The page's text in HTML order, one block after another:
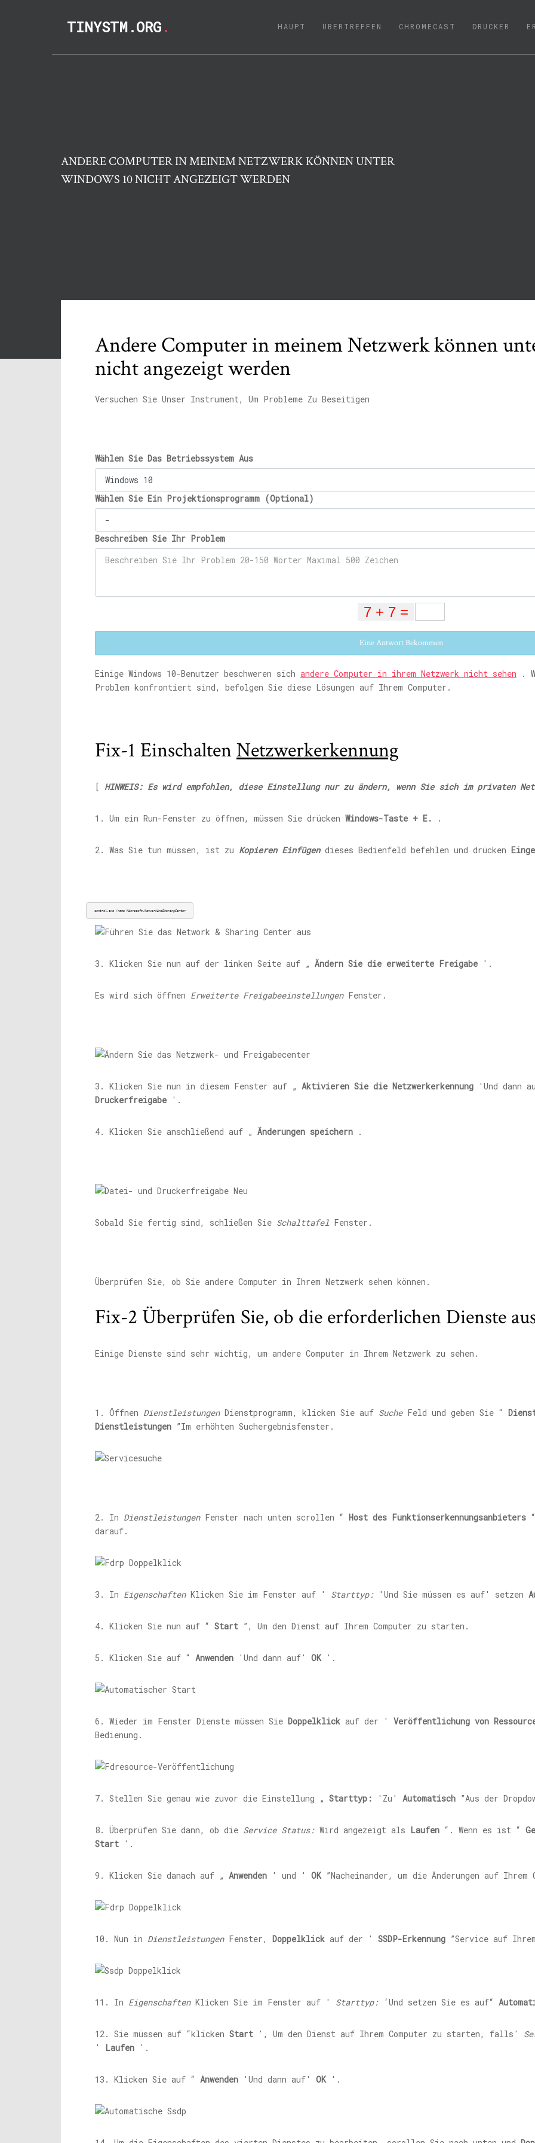
TINYSTM.ORG. HAUPT (CURRENT)
ÜBERTREFFEN CHROMECAST DRUCKER
ANDERE COMPUTER IN MEINEM NETZWERK KÖNNEN UNTER
WINDOWS 10 NICHT ANGEZEIGT WERDEN
Andere Computer in meinem Netzwerk können
nicht angezeigt werden
Versuchen Sie Unser Instrument, Um Probleme Zu Beseitigen
Wählen Sie Das Betriebssystem Aus
Wählen Sie Ein Projektionsprogramm (Optional)
Beschreiben Sie Ihr Problem
Eine Antwort Bekommen
Einige Windows 10-Benutzer beschweren sich andere Computer in ihrem Netzwerk nicht sehen .
Problem konfrontiert sind, befolgen Sie diese Lösungen auf Ihrem Computer.
Fix-1 EinschaltenNetzwerkerkennung
[ HINWEIS: Es wird empfohlen, diese Einstellung nur zu ändern, wenn Sie sich im privaten
1. Um ein Run-Fenster zu öffnen, müssen Sie drücken Windows-Taste + E. .
2. Was Sie tun müssen, ist zu Kopieren Einfügen dieses Bedienfeld befehlen und drücken
control.exe /name Microsoft.NetworkAndSharingCenter
3. Klicken Sie nun auf der linken Seite auf „ Ändern Sie die erweiterte Freigabe '.
Es wird sich öffnen Erweiterte FreigabeeinstellungenFenster.
3. Klicken Sie nun in diesem Fenster auf „ Aktivieren Sie die Netzwerkerkennung 'Und dann
Druckerfreigabe '.
4. Klicken Sie anschließend auf „ Änderungen speichern .
Sobald Sie fertig sind, schließen Sie Schalttafel Fenster.
Überprüfen Sie, ob Sie andere Computer in Ihrem Netzwerk sehen können.
Fix-2 Überprüfen Sie, ob die erforderlichen Dienste
Einige Dienste sind sehr wichtig, um andere Computer in Ihrem Netzwerk zu sehen.
1. Öffnen DienstleistungenDienstprogramm, klicken Sie auf SucheFeld und geben Sie “
Dienstleistungen ”Im erhöhten Suchergebnisfenster.
2. In DienstleistungenFenster nach unten scrollen “ Host des Funktionserkennungsanbieters
darauf.
3. In EigenschaftenKlicken Sie im Fenster auf ' Starttyp: 'Und Sie müssen es auf' setzen
4. Klicken Sie nun auf “ Start ”, Um den Dienst auf Ihrem Computer zu starten.
5. Klicken Sie auf “ Anwenden 'Und dann auf' OK'.
6. Wieder im Fenster Dienste müssen Sie Doppelklick auf der ' Veröffentlichung von
Bedienung.
7. Stellen Sie genau wie zuvor die Einstellung „ Starttyp: 'Zu' Automatisch ”Aus der
8. Überprüfen Sie dann, ob die Service Status: Wird angezeigt als Laufen “. Wenn es ist “
Start '.
9. Klicken Sie danach auf „ Anwenden ' und ' OK”Nacheinander, um die Änderungen auf Ihrem
10. Nun in DienstleistungenFenster, Doppelklick auf der ' SSDP-Erkennung ”Service auf
11. In EigenschaftenKlicken Sie im Fenster auf ' Starttyp: ‘Und setzen Sie es auf“
12. Sie müssen auf “klicken Start ', Um den Dienst auf Ihrem Computer zu starten, falls'
' Laufen '.
13. Klicken Sie auf “ Anwenden 'Und dann auf' OK'.